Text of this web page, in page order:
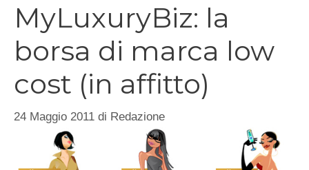
MyLuxuryBiz: la
borsa di marca low
cost (in affitto)
24 Maggio 2011 di Redazione